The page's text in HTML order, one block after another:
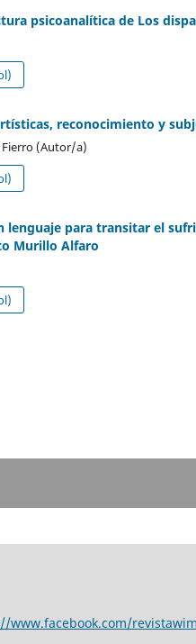
psicoanalítica de Los
reconocimiento y
Fierro (Autor/a)
lenguaje para transitar el
Murillo Alfaro
www.facebook.com/